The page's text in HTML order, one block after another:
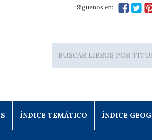
Síguenos en:
ÍNDICE TEMÁTICO ÍNDICE